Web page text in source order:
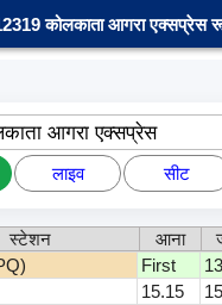
कोलकाता आगरा एक्सप्रेस
आगरा एक्सप्रेस
लाइव सीट
स्टेशन आना
First
15.15